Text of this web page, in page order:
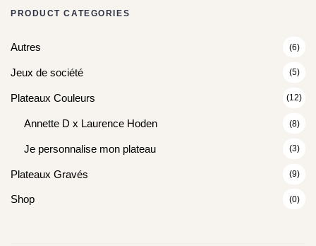
PRODUCT CATEGORIES
Autres (6)
Jeux de société (5)
Plateaux Couleurs (12)
Annette D x Laurence Hoden (8)
Je personnalise mon plateau (3)
Plateaux Gravés (9)
Shop (0)